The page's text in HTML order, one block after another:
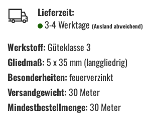
Lieferzeit:
3-4 Werktage (Ausland abweichend)
Werkstoff:Güteklasse 3
Gliedmaß:5 x 35 mm (langgliedrig)
Besonderheiten:feuerverzinkt
Versandgewicht:30 Meter
Mindestbestellmenge:30 Meter